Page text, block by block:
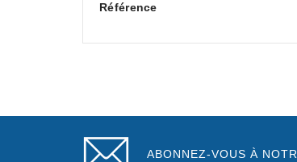
Référence
ABONNEZ-VOUS À